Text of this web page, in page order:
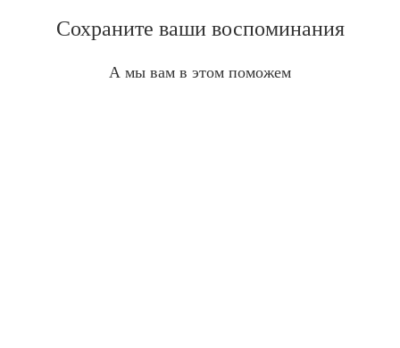
Сохраните ваши воспоминания
А мы вам в этом поможем